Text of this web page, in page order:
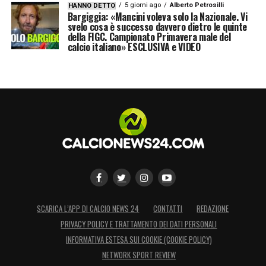
HANNO DETTO 5 giorni ago Alberto Petrosilli
Bargiggia: «Mancini voleva solo la Nazionale. Vi
svelo cosa è successo davvero dietro le quinte
della FIGC. Campionato Primavera male del
calcio italiano» ESCLUSIVA e VIDEO
SCARICA L’APP DI CALCIO NEWS 24 CONTATTI
REDAZIONE
PRIVACY POLICY E TRATTAMENTO DEI DATI PERSONALI
INFORMATIVA ESTESA SUI COOKIE (COOKIE POLICY)
NETWORK SPORT REVIEW